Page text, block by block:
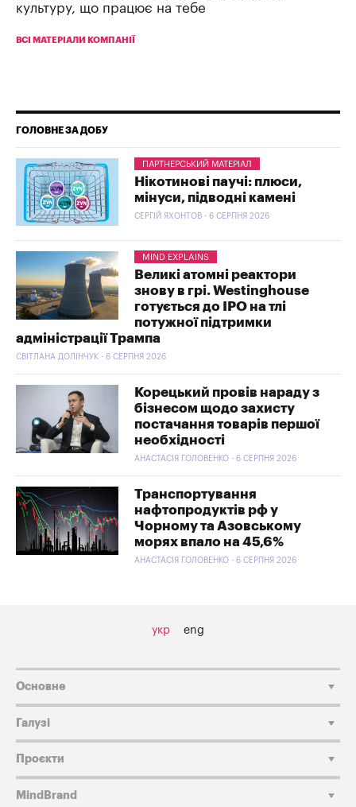
культуру, що працює на тебе
ВСІ МАТЕРІАЛИ КОМПАНІЇ
ГОЛОВНЕ ЗА ДОБУ
ПАРТНЕРСЬКИЙ МАТЕРІАЛ
Нікотинові паучі: плюси,
мінуси, підводні камені
СЕРГІЙ ЯХОНТОВ - 6 СЕРПНЯ 2026
MIND EXPLAINS
Великі атомні реактори
знову в грі. Westinghouse
готується до IPO на тлі
потужної підтримки
адміністрації Трампа
СВІТЛАНА ДОЛІНЧУК - 6 СЕРПНЯ 2026
Корецький провів нараду з
бізнесом щодо захисту
постачання товарів першої
необхідності
АНАСТАСІЯ ГОЛОВЕНКО - 6 СЕРПНЯ 2026
Транспортування
нафтопродуктів рф у
Чорному та Азовському
морях впало на 45,6%
АНАСТАСІЯ ГОЛОВЕНКО - 6 СЕРПНЯ 2026
укр eng
Основне
Галузі
Проєкти
MindBrand